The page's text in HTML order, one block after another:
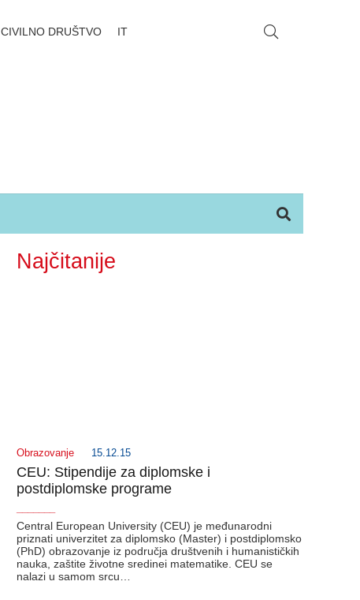
CIVILNO DRUŠTVO IT
Najčitanije
Obrazovanje 15.12.15
CEU: Stipendije za diplomske i
postdiplomske programe
Central European University (CEU) je međunarodni
priznati univerzitet za diplomsko (Master) i postdiplomsko
(PhD) obrazovanje iz područja društvenih i humanističkih
nauka, zaštite životne sredinei matematike. CEU se
nalazi u samom srcu…